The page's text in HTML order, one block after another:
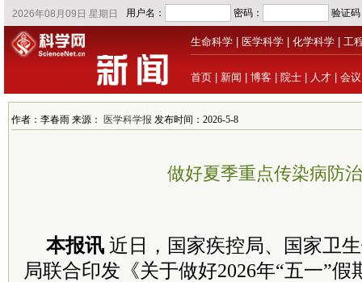
生命科学 医学科学 化学科学 工
首页 新闻 博客 院士 人才 会议
作者：李春雨 来源： 医学科学报 发布时间：2026-5-8
做好夏季重点传染病防
本报讯 近日，国家疾控局、国家卫
局联合印发《关于做好2026年“五一”